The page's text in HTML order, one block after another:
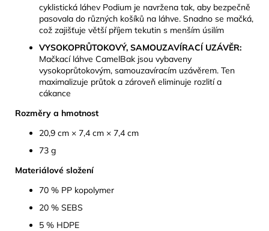
cyklistická láhev Podium je navržena tak, aby bezpečně
pasovala do různých košíků na láhve. Snadno se mačká,
což zajišťuje větší příjem tekutin s menším úsilím
VYSOKOPRŮTOKOVÝ, SAMOUZAVÍRACÍ UZÁVĚR:
Mačkací láhve CamelBak jsou vybaveny
vysokoprůtokovým, samouzavíracím uzávěrem. Ten
maximalizuje průtok a zároveň eliminuje rozlití a
cákance
Rozměry a hmotnost
20,9 cm × 7,4 cm × 7,4 cm
73 g
Materiálové složení
70 % PP kopolymer
20 % SEBS
5 % HDPE